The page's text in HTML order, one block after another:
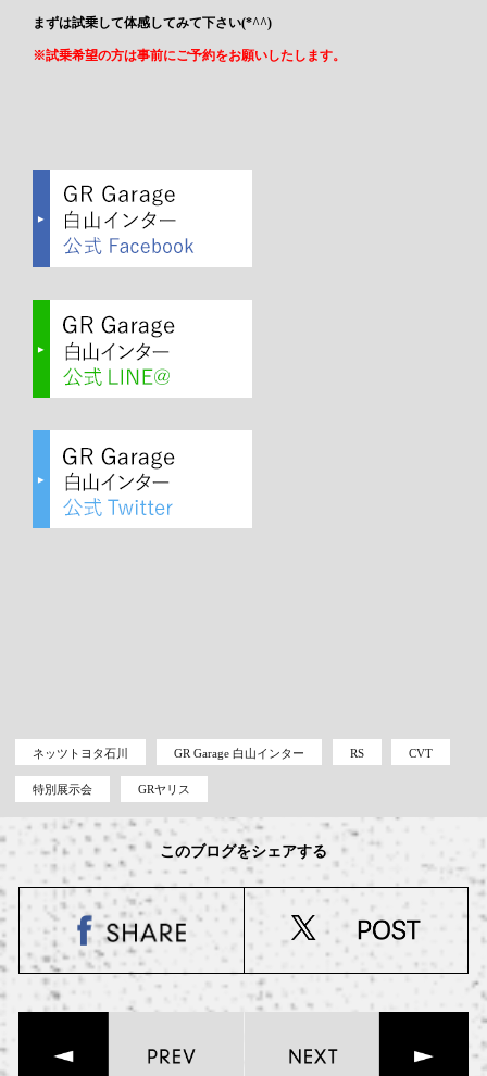
まずは試乗して体感してみて下さい(*^^)
※試乗希望の方は事前にご予約をお願いしたします。
ネッツトヨタ石川 GR Garage 白山インター RS CVT
特別展示会 GRヤリス
このブログをシェアする